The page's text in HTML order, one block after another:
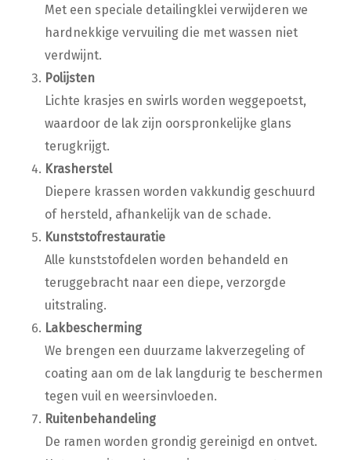
Met een speciale detailingklei verwijderen we
hardnekkige vervuiling die met wassen niet
verdwijnt.
Polijsten
Lichte krasjes en swirls worden weggepoetst,
waardoor de lak zijn oorspronkelijke glans
terugkrijgt.
Krasherstel
Diepere krassen worden vakkundig geschuurd
of hersteld, afhankelijk van de schade.
Kunststofrestauratie
Alle kunststofdelen worden behandeld en
teruggebracht naar een diepe, verzorgde
uitstraling.
Lakbescherming
We brengen een duurzame lakverzegeling of
coating aan om de lak langdurig te beschermen
tegen vuil en weersinvloeden.
Ruitenbehandeling
De ramen worden grondig gereinigd en ontvet.